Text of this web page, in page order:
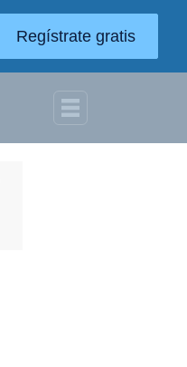
Regístrate gratis